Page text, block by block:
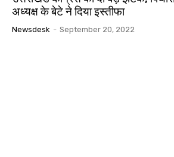
अध्यक्ष के बेटे ने दिया इस्तीफा
Newsdesk - September 20, 2022